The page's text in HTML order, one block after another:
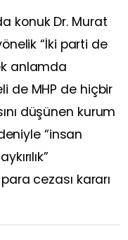
konuk Dr. Murat
“İki parti de
anlamda
de MHP de hiçbir
düşünen kurum
“insan
cezası kararı